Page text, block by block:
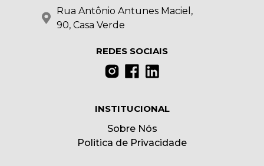
Rua Antônio Antunes Maciel,
90, Casa Verde
REDES SOCIAIS
INSTITUCIONAL
Sobre Nós
Politica de Privacidade